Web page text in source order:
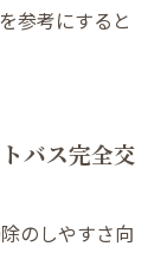
参考にすると
バス完全交
のしやすさ向